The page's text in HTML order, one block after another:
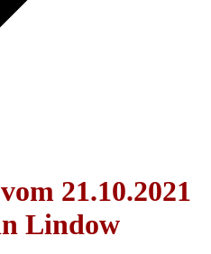
21.10.2021
Lindow